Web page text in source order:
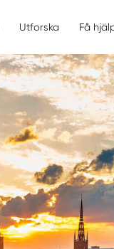
Utforska Få